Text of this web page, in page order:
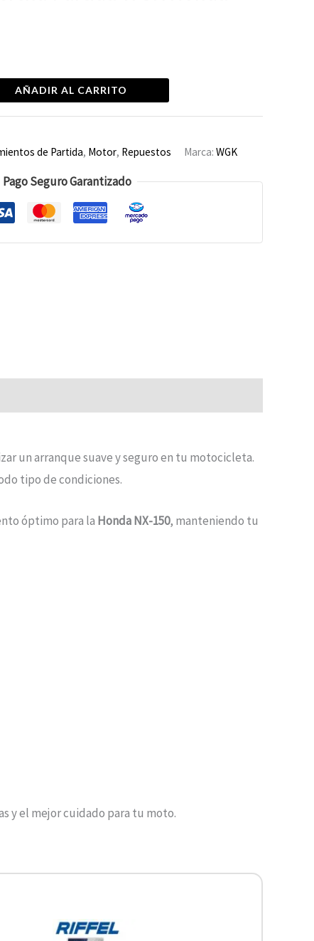
AÑADIR AL CARRITO
de Partida, Motor, Repuestos Marca: WGK
Pago Seguro Garantizado
un arranque suave y seguro en tu motocicleta.
tipo de condiciones.
óptimo para la Honda NX-150, manteniendo tu
y el mejor cuidado para tu moto.